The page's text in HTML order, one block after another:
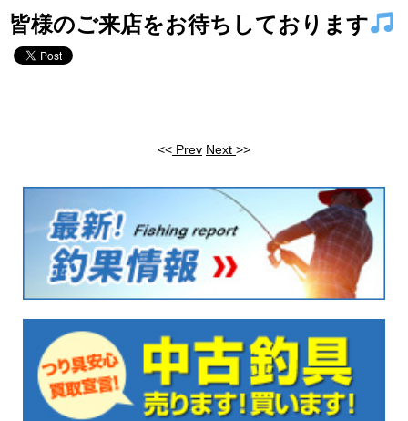
皆様のご来店をお待ちしております
<< Prev Next >>